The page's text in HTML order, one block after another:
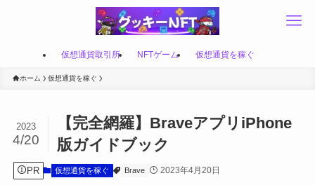
仮想通貨取引所 NFTゲーム 仮想通貨を稼ぐ
ホーム 仮想通貨を稼ぐ
【完全網羅】BraveアプリiPhone
版ガイドブック
2023
4/20
PR 仮想通貨を稼ぐ Brave 2023年4月20日